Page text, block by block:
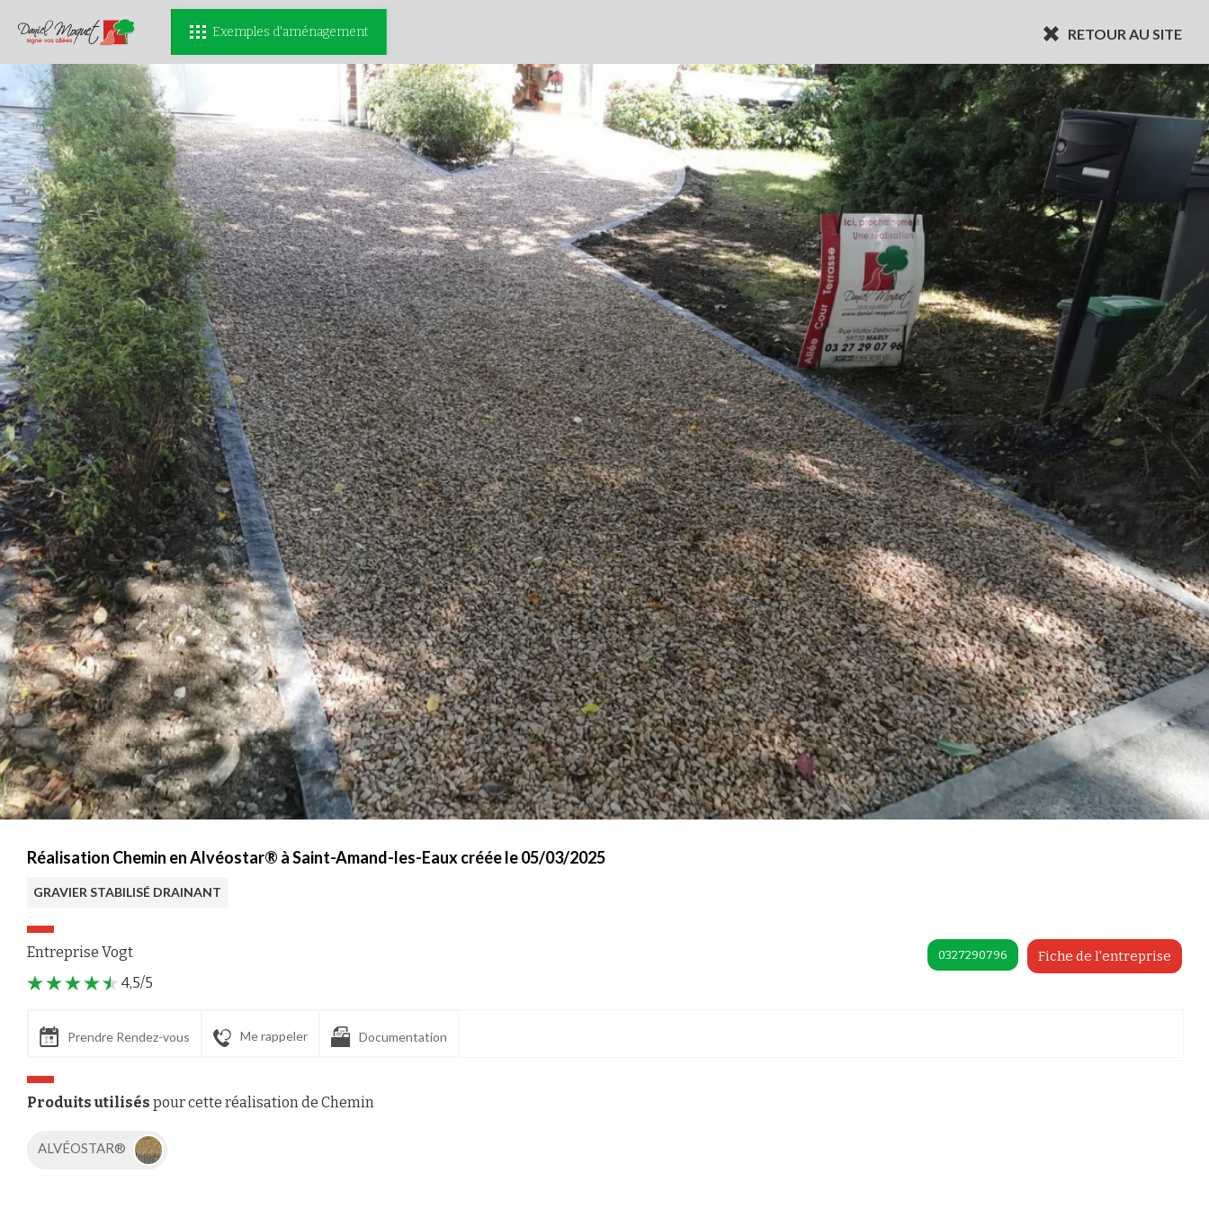
RETOUR AU SITE
Exemples d'aménagement
Réalisation Chemin en Alvéostar® à Saint-Amand-les-Eaux créée le 05/03/2025
GRAVIER STABILISÉ DRAINANT
Entreprise Vogt Fiche de l'entreprise
0327290796
4,5/5
Prendre Rendez-vous Me rappeler Documentation
Produits utilisés pour cette réalisation de Chemin
ALVÉOSTAR®